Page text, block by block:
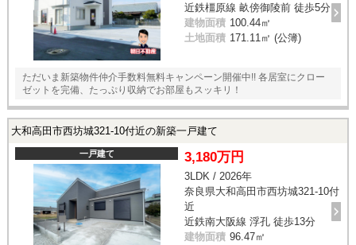
近鉄橿原線 畝傍御陵前 徒歩5分
建物面積 100.44㎡
土地面積 171.11㎡ (公簿)
ただいま新築物件仲介手数料無料キャンペーン開催中!! 各居室にクロー
ゼットを完備、たっぷり収納でお部屋もスッキリ！
大和高田市西坊城321-10付近の新築一戸建て
一戸建て 3,180万円
3LDK / 2026年
奈良県大和高田市西坊城321-10付
近
近鉄南大阪線 浮孔 徒歩13分
建物面積 96.47㎡